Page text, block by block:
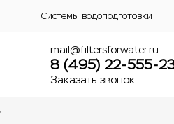
Системы водоподготовки
mail@filtersforwater.ru
8 (495) 22-555-
Заказать звонок